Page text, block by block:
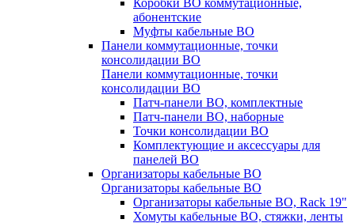
Коробки ВО коммутационные,
абонентские
Муфты кабельные ВО
Панели коммутационные, точки
консолидации ВО
Панели коммутационные, точки
консолидации ВО
Патч-панели ВО, комплектные
Патч-панели ВО, наборные
Точки консолидации ВО
Комплектующие и аксессуары для
панелей ВО
Организаторы кабельные ВО
Организаторы кабельные ВО
Организаторы кабельные ВО, Rack 19"
Хомуты кабельные ВО, стяжки, ленты